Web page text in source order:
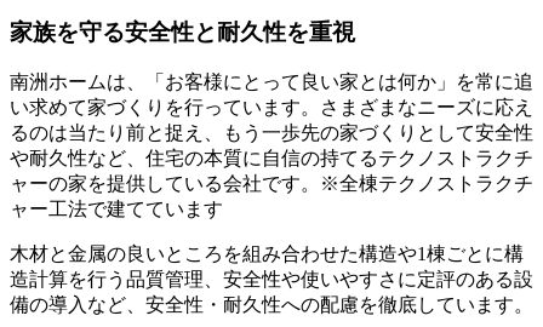
家族を守る安全性と耐久性を重視
南洲ホームは、「お客様にとって良い家とは何か」を常に追
い求めて家づくりを行っています。さまざまなニーズに応え
るのは当たり前と捉え、もう一歩先の家づくりとして安全性
や耐久性など、住宅の本質に自信の持てるテクノストラクチ
ャーの家を提供している会社です。※全棟テクノストラクチ
ャー工法で建てています
木材と金属の良いところを組み合わせた構造や1棟ごとに構
造計算を行う品質管理、安全性や使いやすさに定評のある設
備の導入など、安全性・耐久性への配慮を徹底しています。